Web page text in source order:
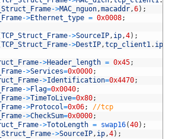
->MAC_nguon,macaddr,6) ;
->Ethernet_type = 0x0008;
TCP_Struct_Frame->SourceIP, ip,4) ;
TCP_Struct_Frame->DestIP,tcp_client1.
->Header_length = 0x45;
->Services=0x0000;
->Identification=0x4470;
->Flag=0x0040;
->TimeToLive=0x80;
->Protocol=0x06;
//tcp
->CheckSum=0x0000;
->TotoLength = swap16(40) ;
->SourceIP, ip,4) ;